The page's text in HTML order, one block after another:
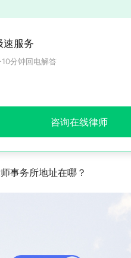
速服务
分钟回电解答
咨询在线律师
事务所地址在哪？